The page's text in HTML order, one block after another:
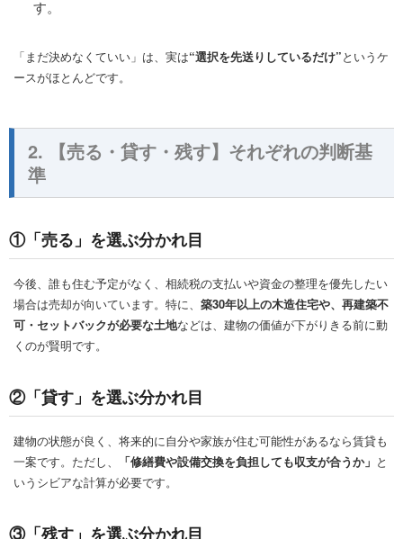
す。
「まだ決めなくていい」は、実は“選択を先送りしているだけ”というケ
ースがほとんどです。
2. 【売る・貸す・残す】それぞれの判断基
準
①「売る」を選ぶ分かれ目
今後、誰も住む予定がなく、相続税の支払いや資金の整理を優先したい
場合は売却が向いています。特に、 築30年以上の木造住宅や、再建築不
可・セットバックが必要な土地などは、建物の価値が下がりきる前に動
くのが賢明です。
②「貸す」を選ぶ分かれ目
建物の状態が良く、将来的に自分や家族が住む可能性があるなら賃貸も
一案です。ただし、
「修繕費や設備交換を負担しても収支が合うか」 と
いうシビアな計算が必要です。
③「残す」を選ぶ分かれ目